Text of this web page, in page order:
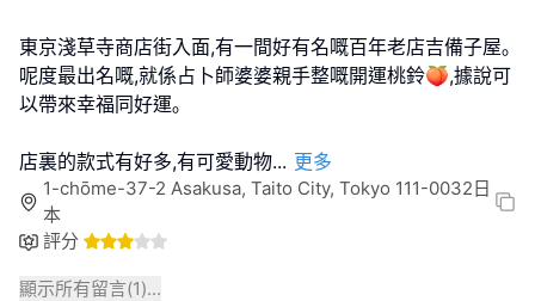
東京淺草寺商店街入面,有一間好有名嘅百年老店吉備子屋｡
呢度最出名嘅,就係占卜師婆婆親手整嘅開運桃鈴🍑,據說可
以帶來幸福同好運｡
店裏的款式有好多,有可愛動物... 更多
1-chōme-37-2 Asakusa, Taito City, Tokyo 111-0032日
本
評分
顯示所有留言(1)...